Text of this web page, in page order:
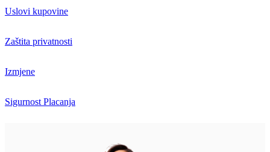
Uslovi kupovine
Zaštita privatnosti
Izmjene
Sigurnost Placanja